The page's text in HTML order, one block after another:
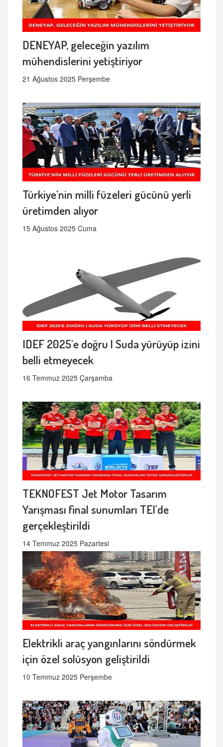
DENEYAP, geleceğin yazılım
mühendislerini yetiştiriyor
21 Ağustos 2025 Perşembe
Türkiye'nin milli füzeleri gücünü yerli
üretimden alıyor
15 Ağustos 2025 Cuma
IDEF 2025'e doğru | Suda yürüyüp izini
belli etmeyecek
16 Temmuz 2025 Çarşamba
TEKNOFEST Jet Motor Tasarım
Yarışması final sunumları TEI'de
gerçekleştirildi
14 Temmuz 2025 Pazartesi
Elektrikli araç yangınlarını söndürmek
için özel solüsyon geliştirildi
10 Temmuz 2025 Perşembe